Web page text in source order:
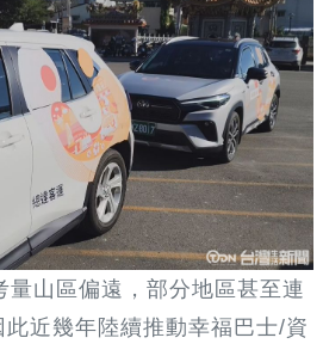
山區偏遠，部分地區甚至連
近幾年陸續推動幸福巴士/資